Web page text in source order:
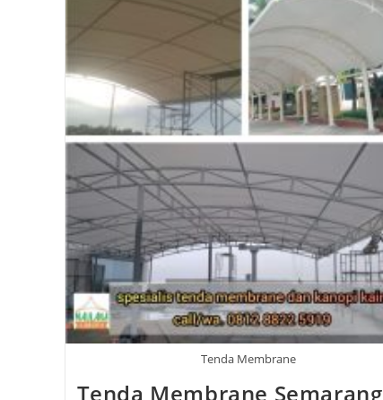
Tenda Membrane
Tenda Membrane Semarang